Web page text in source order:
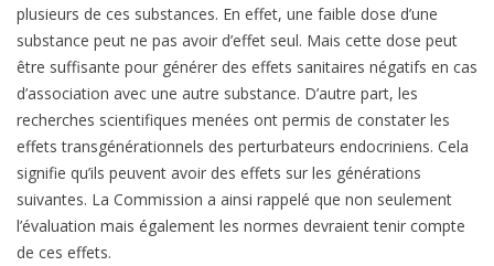
plusieurs de ces substances. En effet, une faible dose d’une
substance peut ne pas avoir d’effet seul. Mais cette dose peut
être suffisante pour générer des effets sanitaires négatifs en cas
d’association avec une autre substance. D’autre part, les
recherches scientifiques menées ont permis de constater les
effets transgénérationnels des perturbateurs endocriniens. Cela
signifie qu’ils peuvent avoir des effets sur les générations
suivantes. La Commission a ainsi rappelé que non seulement
l’évaluation mais également les normes devraient tenir compte
de ces effets.